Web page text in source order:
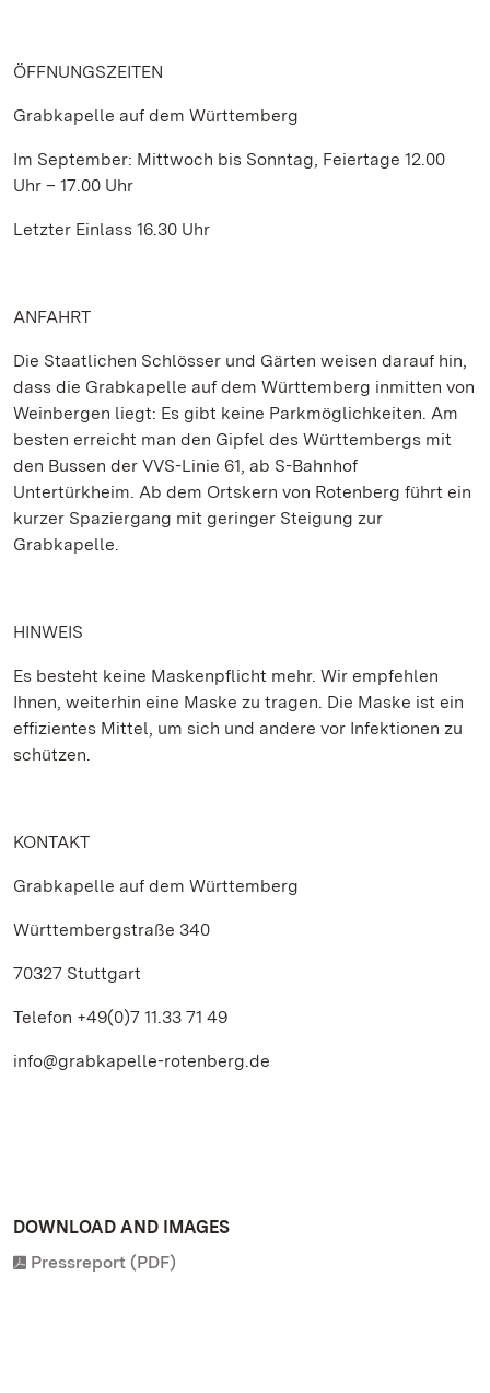
ÖFFNUNGSZEITEN
Grabkapelle auf dem Württemberg
Im September: Mittwoch bis Sonntag, Feiertage 12.00
Uhr – 17.00 Uhr
Letzter Einlass 16.30 Uhr
ANFAHRT
Die Staatlichen Schlösser und Gärten weisen darauf hin,
dass die Grabkapelle auf dem Württemberg inmitten von
Weinbergen liegt: Es gibt keine Parkmöglichkeiten. Am
besten erreicht man den Gipfel des Württembergs mit
den Bussen der VVS-Linie 61, ab S-Bahnhof
Untertürkheim. Ab dem Ortskern von Rotenberg führt ein
kurzer Spaziergang mit geringer Steigung zur
Grabkapelle.
HINWEIS
Es besteht keine Maskenpflicht mehr. Wir empfehlen
Ihnen, weiterhin eine Maske zu tragen. Die Maske ist ein
effizientes Mittel, um sich und andere vor Infektionen zu
schützen.
KONTAKT
Grabkapelle auf dem Württemberg
Württembergstraße 340
70327 Stuttgart
Telefon +49(0)7 11.33 71 49
info@grabkapelle-rotenberg.de
DOWNLOAD AND IMAGES
Pressreport (PDF)